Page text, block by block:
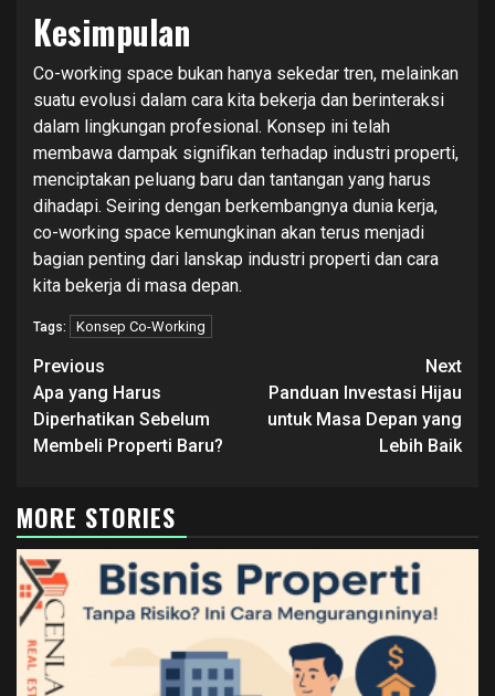
Kesimpulan
Co-working space bukan hanya sekedar tren, melainkan
suatu evolusi dalam cara kita bekerja dan berinteraksi
dalam lingkungan profesional. Konsep ini telah
membawa dampak signifikan terhadap industri properti,
menciptakan peluang baru dan tantangan yang harus
dihadapi. Seiring dengan berkembangnya dunia kerja,
co-working space kemungkinan akan terus menjadi
bagian penting dari lanskap industri properti dan cara
kita bekerja di masa depan.
Tags: Konsep Co-Working
Continue
Reading
Previous
Apa yang Harus
Diperhatikan Sebelum
Membeli Properti Baru?
Next
Panduan Investasi Hijau
untuk Masa Depan yang
Lebih Baik
MORE STORIES